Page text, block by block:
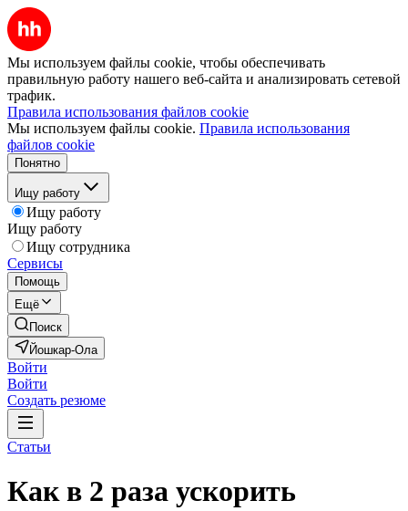
Мы используем файлы cookie, чтобы обеспечивать
правильную работу нашего веб-сайта и анализировать сетевой
трафик.
Правила использования файлов cookie
Мы используем файлы cookie. Правила использования
файлов cookie
Понятно
Ищу работу
Ищу работу
Ищу работу
Ищу сотрудника
Сервисы
Помощь
Ещё
Поиск
Йошкар-Ола
Войти
Войти
Создать резюме
Статьи
Как в 2 раза ускорить